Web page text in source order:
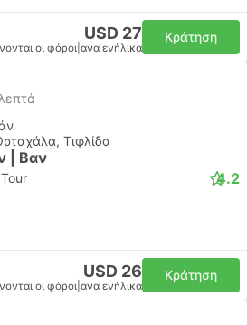
USD 27
οι φόροι ανα ενήλικα
Κράτηση
Τιφλίδα
| Βαν
4.2
USD 26
οι φόροι ανα ενήλικα
Κράτηση